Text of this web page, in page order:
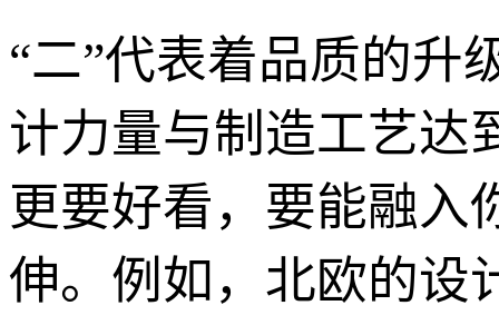
“二”代表着品质的升
计力量与制造工艺达
更要好看，要能融入
伸。例如，北欧的设